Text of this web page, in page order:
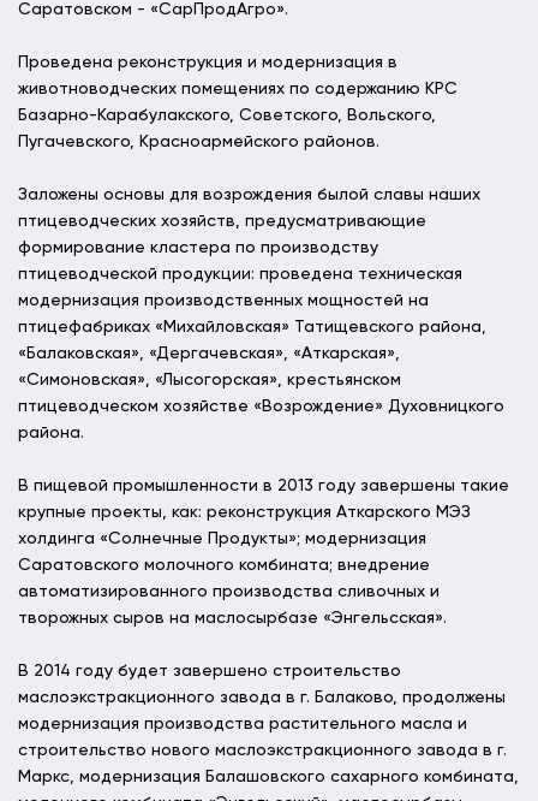
Саратовском - «СарПродАгро».
Проведена реконструкция и модернизация в
животноводческих помещениях по содержанию КРС
Базарно-Карабулакского, Советского, Вольского,
Пугачевского, Красноармейского районов.
Заложены основы для возрождения былой славы наших
птицеводческих хозяйств, предусматривающие
формирование кластера по производству
птицеводческой продукции: проведена техническая
модернизация производственных мощностей на
птицефабриках «Михайловская» Татищевского района,
«Балаковская», «Дергачевская», «Аткарская»,
«Симоновская», «Лысогорская», крестьянском
птицеводческом хозяйстве «Возрождение» Духовницкого
района.
В пищевой промышленности в 2013 году завершены такие
крупные проекты, как: реконструкция Аткарского МЭЗ
холдинга «Солнечные Продукты»; модернизация
Саратовского молочного комбината; внедрение
автоматизированного производства сливочных и
творожных сыров на маслосырбазе «Энгельсская».
В 2014 году будет завершено строительство
маслоэкстракционного завода в г. Балаково, продолжены
модернизация производства растительного масла и
строительство нового маслоэкстракционного завода в г.
Маркс, модернизация Балашовского сахарного комбината,